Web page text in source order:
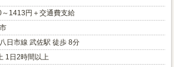
1413円＋交通費支給
日市線 武佐駅 徒歩 8分
1日2時間以上